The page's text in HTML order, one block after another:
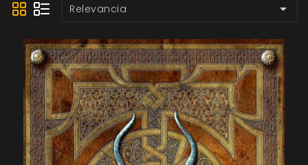
Relevancia 